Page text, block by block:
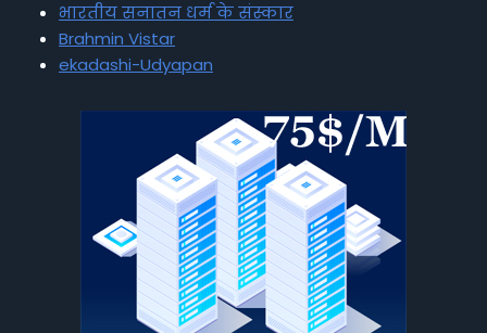
भारतीय सनातन धर्म के संस्कार
Brahmin Vistar
ekadashi-Udyapan